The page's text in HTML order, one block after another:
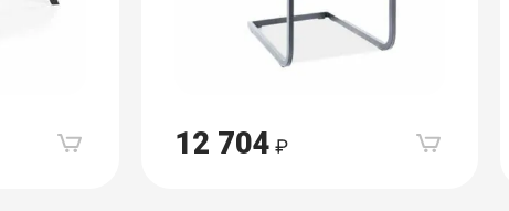
12 704